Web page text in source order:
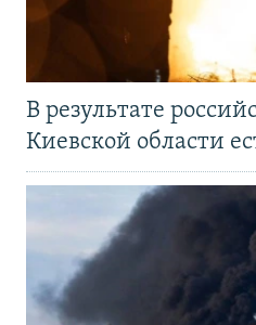
В результате
Киевской области